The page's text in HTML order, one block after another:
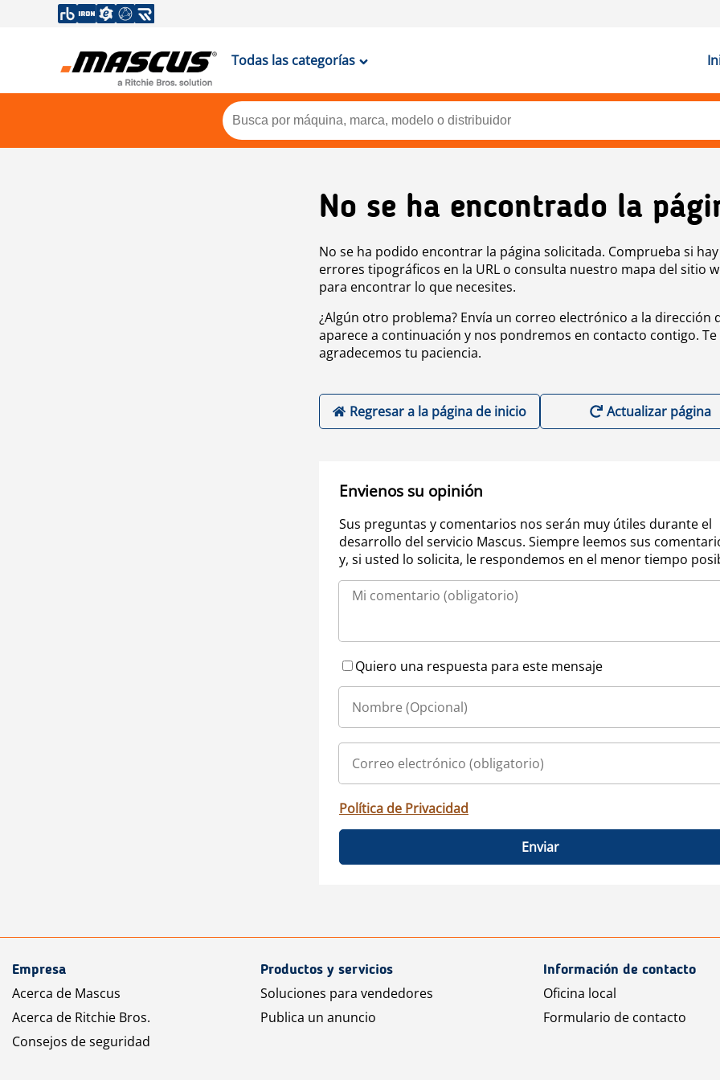
Todas las categorías
No se ha encontrado la
No se ha podido encontrar la página solicitada. Comprueba si hay
errores tipográficos en la URL o consulta nuestro mapa del sitio
para encontrar lo que necesites.
¿Algún otro problema? Envía un correo electrónico a la dirección
aparece a continuación y nos pondremos en contacto contigo. Te
agradecemos tu paciencia.
Regresar a la página de inicio Actualizar página
Envienos su opinión
Sus preguntas y comentarios nos serán muy útiles durante el
desarrollo del servicio Mascus. Siempre leemos sus
y, si usted lo solicita, le respondemos en el menor tiempo
Quiero una respuesta para este mensaje
Política de Privacidad
Enviar
Empresa
Acerca de Mascus
Acerca de Ritchie Bros.
Consejos de seguridad
Productos y servicios
Soluciones para vendedores
Publica un anuncio
Información de contacto
Oficina local
Formulario de contacto